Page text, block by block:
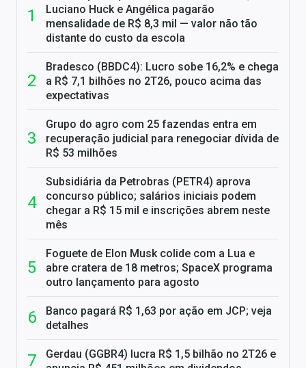
Luciano Huck e Angélica pagarão
mensalidade de R$ 8,3 mil — valor não tão
distante do custo da escola
Bradesco (BBDC4): Lucro sobe 16,2% e chega
a R$ 7,1 bilhões no 2T26, pouco acima das
expectativas
Grupo do agro com 25 fazendas entra em
recuperação judicial para renegociar dívida de
R$ 53 milhões
Subsidiária da Petrobras (PETR4) aprova
concurso público; salários iniciais podem
chegar a R$ 15 mil e inscrições abrem neste
mês
Foguete de Elon Musk colide com a Lua e
abre cratera de 18 metros; SpaceX programa
outro lançamento para agosto
Banco pagará R$ 1,63 por ação em JCP; veja
detalhes
Gerdau (GGBR4) lucra R$ 1,5 bilhão no 2T26 e